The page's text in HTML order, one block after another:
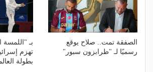
الصفقة تمت.. صلاح يوقع
رسميًا لـ "طرابزون سبور"
بـ
تهزم
بطولة